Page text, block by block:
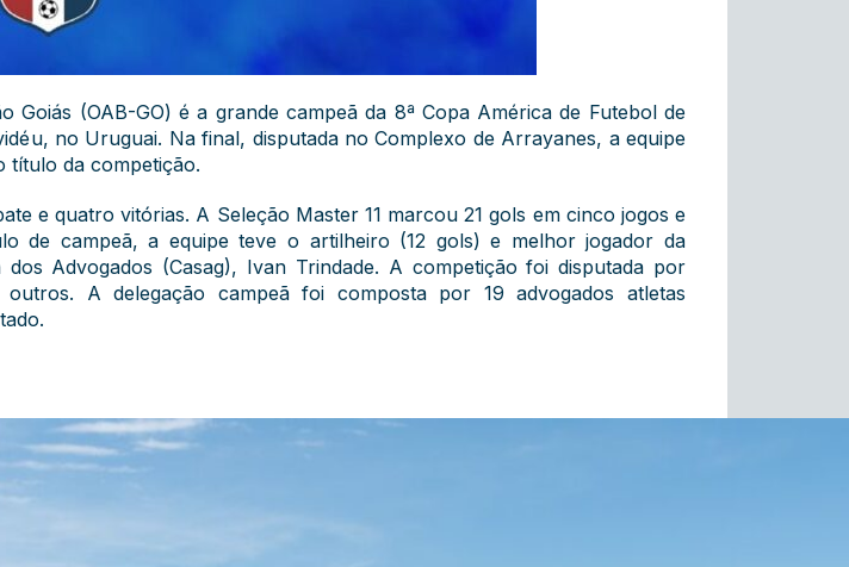
Goiás (OAB-GO) é a grande campeã da 8ª Copa América de Futebol de
no Uruguai. Na final, disputada no Complexo de Arrayanes, a equipe
título da competição.
e quatro vitórias. A Seleção Master 11 marcou 21 gols em cinco jogos e
de campeã, a equipe teve o artilheiro (12 gols) e melhor jogador da
Advogados (Casag), Ivan Trindade. A competição foi disputada por
A delegação campeã foi composta por 19 advogados atletas